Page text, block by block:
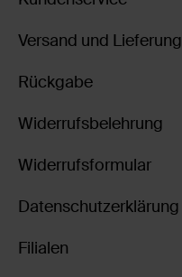
Versand und Lieferung
Rückgabe
Widerrufsbelehrung
Widerrufsformular
Datenschutzerklärung
Filialen